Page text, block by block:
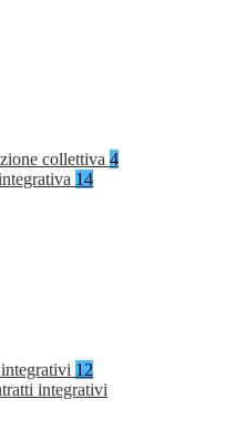
collettiva 4
14
12
integrativi